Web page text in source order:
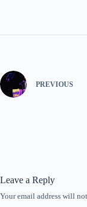
PREVIOUS
Leave a Reply
Your email address will